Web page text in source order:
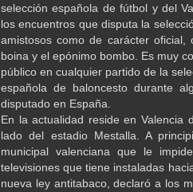
selección española de fútbol y del
los encuentros que disputa la
amistosos como de carácter
boina y el epónimo bombo. Es muy
público en cualquier partido de la
española de baloncesto durante
disputado en España.
En la actualidad reside en Valencia
lado del estadio Mestalla. A
municipal valenciana que le
televisiones que tiene instaladas
nueva ley antitabaco, declaró a los